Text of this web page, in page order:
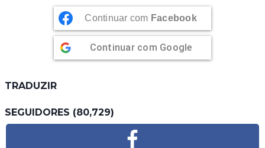
Continuar com Facebook
Continuar com Google
TRADUZIR
SEGUIDORES (80,729)